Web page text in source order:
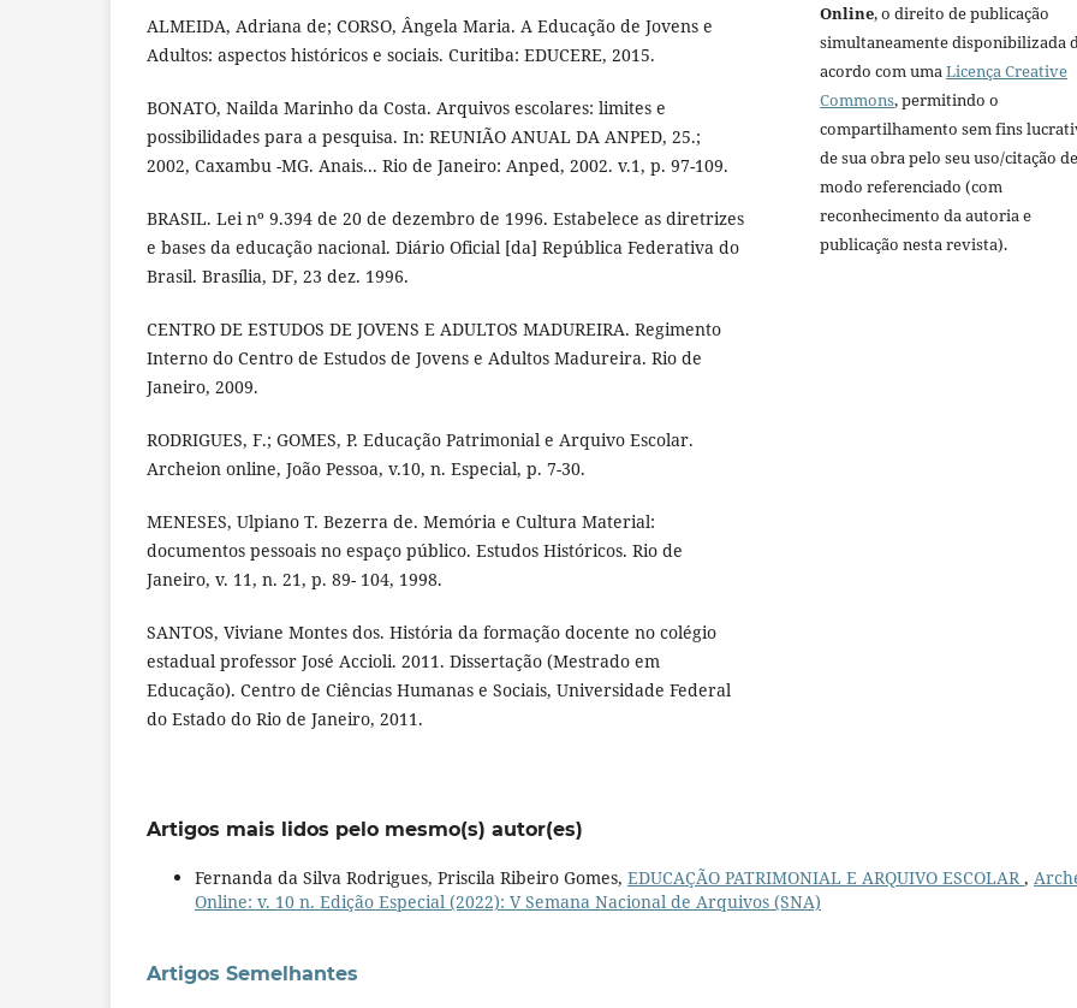
ALMEIDA, Adriana de; CORSO, Ângela Maria. A Educação de Jovens e
Adultos: aspectos históricos e sociais. Curitiba: EDUCERE, 2015.
BONATO, Nailda Marinho da Costa. Arquivos escolares: limites e
possibilidades para a pesquisa. In: REUNIÃO ANUAL DA ANPED, 25.;
2002, Caxambu -MG. Anais... Rio de Janeiro: Anped, 2002. v.1, p. 97-109.
BRASIL. Lei nº 9.394 de 20 de dezembro de 1996. Estabelece as diretrizes
e bases da educação nacional. Diário Oficial [da] República Federativa do
Brasil. Brasília, DF, 23 dez. 1996.
CENTRO DE ESTUDOS DE JOVENS E ADULTOS MADUREIRA. Regimento
Interno do Centro de Estudos de Jovens e Adultos Madureira. Rio de
Janeiro, 2009.
RODRIGUES, F.; GOMES, P. Educação Patrimonial e Arquivo Escolar.
Archeion online, João Pessoa, v.10, n. Especial, p. 7-30.
MENESES, Ulpiano T. Bezerra de. Memória e Cultura Material:
documentos pessoais no espaço público. Estudos Históricos. Rio de
Janeiro, v. 11, n. 21, p. 89- 104, 1998.
SANTOS, Viviane Montes dos. História da formação docente no colégio
estadual professor José Accioli. 2011. Dissertação (Mestrado em
Educação). Centro de Ciências Humanas e Sociais, Universidade Federal
do Estado do Rio de Janeiro, 2011.
Online, o direito de publicação
simultaneamente disponibilizada
acordo com umaLicença Creative
Commons, permitindo o
compartilhamento sem fins
de sua obra pelo seu uso/citação de
modo referenciado (com
reconhecimento da autoria e
publicação nesta revista).
Artigos mais lidos pelo mesmo(s) autor(es)
Fernanda da Silva Rodrigues, Priscila Ribeiro Gomes, EDUCAÇÃO PATRIMONIAL E ARQUIVO ESCOLAR,
Online: v. 10 n. Edição Especial (2022): V Semana Nacional de Arquivos (SNA)
Artigos Semelhantes